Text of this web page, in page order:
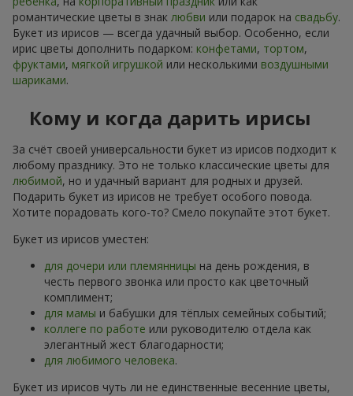
романтические цветы в знак любви или подарок на свадьбу.
Букет из ирисов — всегда удачный выбор. Особенно, если
ирис цветы дополнить подарком: конфетами, тортом,
фруктами, мягкой игрушкой или несколькими воздушными
шариками.
Кому и когда дарить ирисы
За счёт своей универсальности букет из ирисов подходит к
любому празднику. Это не только классические цветы для
любимой, но и удачный вариант для родных и друзей.
Подарить букет из ирисов не требует особого повода.
Хотите порадовать кого-то? Смело покупайте этот букет.
Букет из ирисов уместен:
для дочери или племянницы на день рождения, в
честь первого звонка или просто как цветочный
комплимент;
для мамы и бабушки для тёплых семейных событий;
коллеге по работе или руководителю отдела как
элегантный жест благодарности;
для любимого человека.
Букет из ирисов чуть ли не единственные весенние цветы,